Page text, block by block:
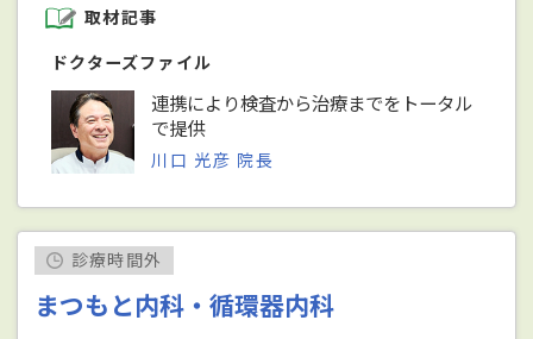
取材記事
ドクターズファイル
連携により検査から治療までをトータル
で提供
川口 光彦 院長
診療時間外
まつもと内科・循環器内科